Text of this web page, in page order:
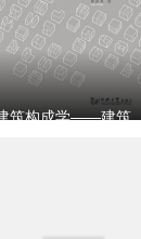
建筑构成学